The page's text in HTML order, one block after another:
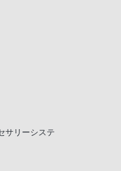
サリーシステ